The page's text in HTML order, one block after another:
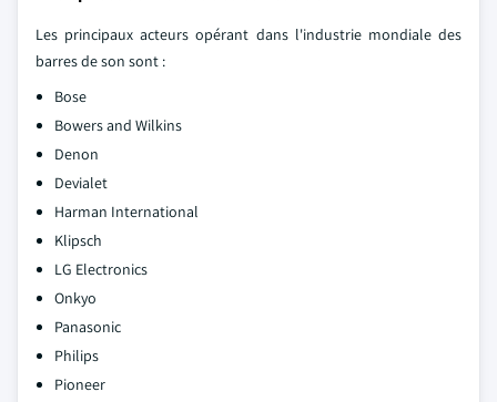
Les principaux acteurs opérant dans l'industrie mondiale des
barres de son sont :
Bose
Bowers and Wilkins
Denon
Devialet
Harman International
Klipsch
LG Electronics
Onkyo
Panasonic
Philips
Pioneer